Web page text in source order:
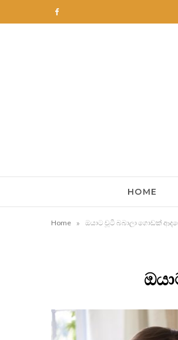
F
k
HOME
Home » ඔයාට චූටි බබාලා ගොඩක්